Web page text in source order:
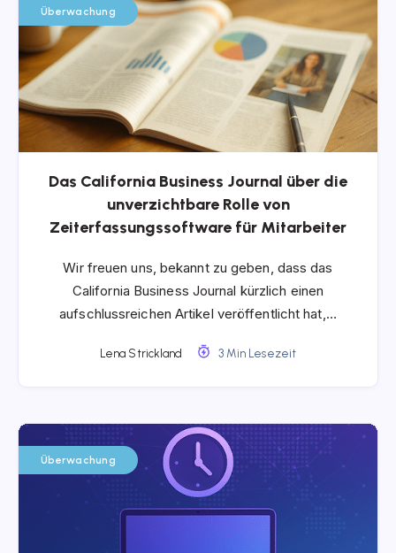
Überwachung
Das California Business Journal über die
unverzichtbare Rolle von
Zeiterfassungssoftware für Mitarbeiter
Wir freuen uns, bekannt zu geben, dass das
California Business Journal kürzlich einen
aufschlussreichen Artikel veröffentlicht hat,…
Lena Strickland 3 Min Lesezeit
Überwachung